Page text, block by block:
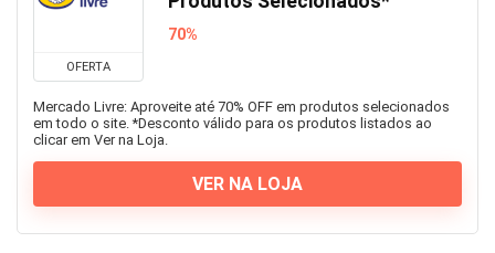
OFERTA
70%
Mercado Livre: Aproveite até 70% OFF em produtos selecionados
em todo o site. *Desconto válido para os produtos listados ao
clicar em Ver na Loja.
VER NA LOJA